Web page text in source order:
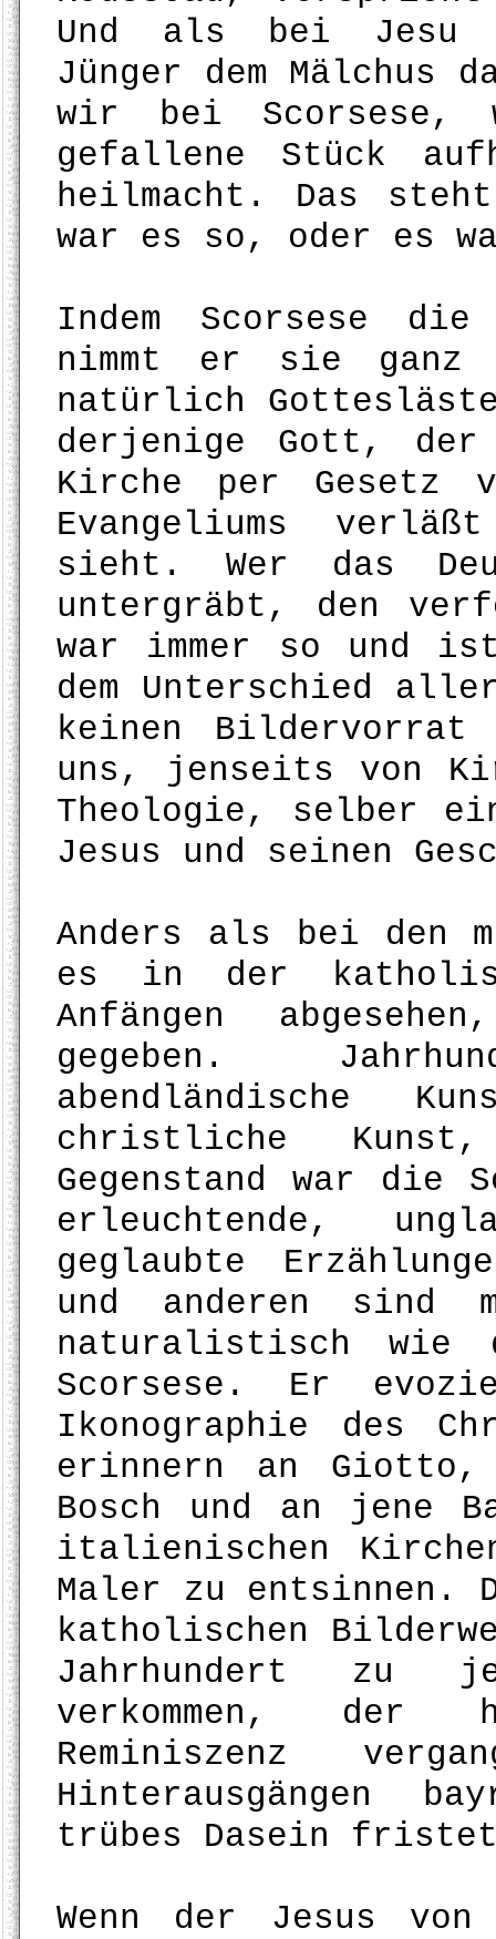
Und als bei Jesu
Jünger dem Mälchus
wir bei Scorsese,
gefallene Stück
heilmacht. Das
war es so, oder es
Indem Scorsese
nimmt er sie
natürlich
derjenige Gott,
Kirche per Gesetz
Evangeliums
sieht. Wer das
untergräbt, den
war immer so und
dem Unterschied
keinen Bildervorrat
uns, jenseits von
Theologie, selber
Jesus und seinen
Anders als bei den
es in der
Anfängen
gegeben.
abendländische
christliche
Gegenstand war die
erleuchtende,
geglaubte
und anderen sind
naturalistisch wie
Scorsese. Er
Ikonographie des
erinnern an Giotto,
Bosch und an jene
italienischen
Maler zu entsinnen.
katholischen
Jahrhundert zu
verkommen, der
Reminiszenz
Hinterausgängen
trübes Dasein
Wenn der Jesus